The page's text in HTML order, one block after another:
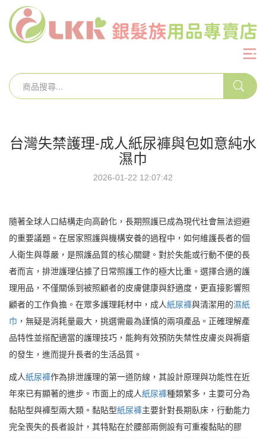
台灣失禁護理-成人紙尿褲與包如意純水
濕巾
2026-01-22 12:07:42
隨著全球人口結構走向高齡化，長期照護已成為現代社會無法迴避
的重要議題。在居家照護與機構安養的過程中，如何維護長者的個
人衛生與尊嚴，是照護品質的核心關鍵。對於失能或行動不便的長
者而言，排泄護理佔據了日常照護工作的極大比重。選擇合適的護
理用品，不僅關係到被照顧者的皮膚健康與舒適度，更直接影響照
顧者的工作負擔。在眾多護理耗材中，成人紙尿褲與清潔用的濕紙
巾 ，無疑是消耗量最大，挑選需最為謹慎的兩項產品。正確理解產
品特性並搭配適當的護理技巧，能夠有效預防失禁性皮膚炎與褥瘡
的發生，進而提升長者的生活品質。
成人紙尿褲作為排泄護理的第一道防線，其設計原理與功能性在近
年來已有顯著的進步。市面上的成人紙尿褲種類繁多，主要可分為
黏貼型與褲型兩大類。黏貼型紙尿褲主要針對長期臥床，行動能力
完全喪失的長者設計，其特點在於腰部兩側設有可重複黏貼的膠